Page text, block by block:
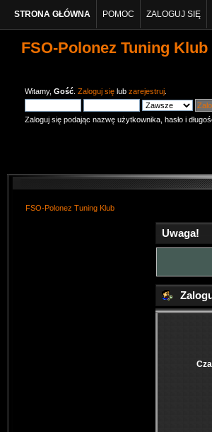
STRONA GŁÓWNA POMOC ZALOGUJ SIĘ
FSO-Polonez Tuning Klub
Witamy, Gość. Zaloguj sięlub zarejestruj.
Zaloguj się podając nazwę użytkownika, hasło i
FSO-Polonez Tuning Klub
Uwaga!